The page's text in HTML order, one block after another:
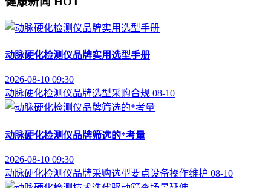
动脉硬化检测仪品牌实用选型手册
2026-08-10 09:30
动脉硬化检测仪品牌选型采购合规 08-10
动脉硬化检测仪品牌筛选的*考量
2026-08-10 09:30
动脉硬化检测仪品牌采购选型要点设备操作维护 08-10